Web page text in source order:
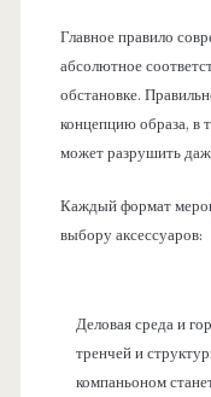
Главное правило
абсолютное
обстановке.
концепцию образа, в
может разрушить
Каждый формат
выбору аксессуаров:
Деловая среда и
тренчей и
компаньоном